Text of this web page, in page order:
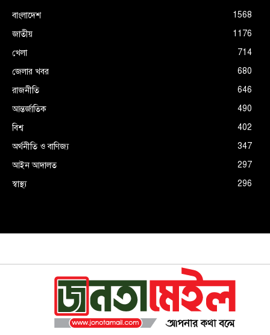
বাংলাদেশ
1568
জাতীয়
1176
খেলা
714
জেলার খবর
680
রাজনীতি
646
আন্তর্জাতিক
490
বিশ্ব
402
অর্থনীতি ও বাণিজ্য
347
আইন আদালত
297
স্বাস্থ্য
296